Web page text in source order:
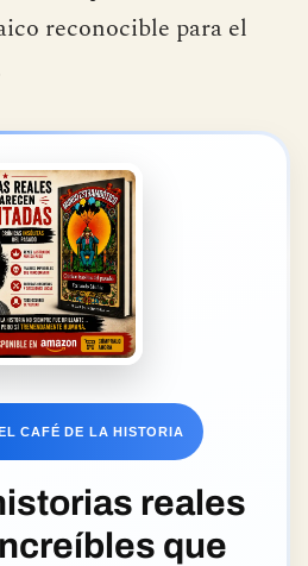
reconocible para el
CAFÉ DE LA HISTORIA
reales
que